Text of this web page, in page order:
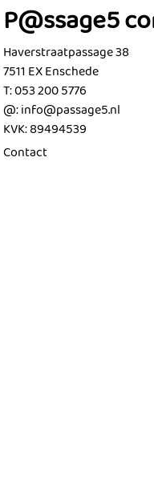
P@ssage5
Haverstraatpassage 38
7511 EX Enschede
T: 053 200 5776
@: info@passage5.nl
KVK: 89494539
Contact